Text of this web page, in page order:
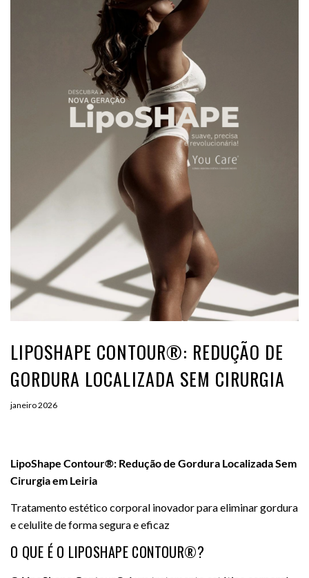
LIPOSHAPE CONTOUR®: REDUÇÃO DE
GORDURA LOCALIZADA SEM CIRURGIA
janeiro 2026
LipoShape Contour®: Redução de Gordura Localizada Sem
Cirurgia em Leiria
Tratamento estético corporal inovador para eliminar gordura
e celulite de forma segura e eficaz
O QUE É O LIPOSHAPE CONTOUR®?